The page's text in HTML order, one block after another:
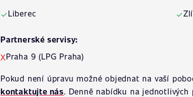
✓Liberec
✓
Partnerské servisy:
XPraha 9 (LPG Praha)
Pokud není úpravu možné objednat na vaší
kontaktujte nás. Denně nabídku na jednotlivých